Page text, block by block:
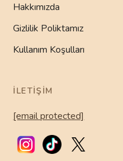
Hakkımızda
Gizlilik Poliktamız
Kullanım Koşulları
İLETIŞIM
[email protected]